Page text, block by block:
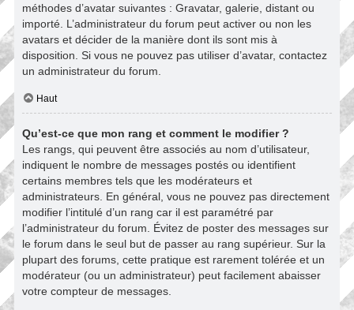
méthodes d’avatar suivantes : Gravatar, galerie, distant ou
importé. L’administrateur du forum peut activer ou non les
avatars et décider de la manière dont ils sont mis à
disposition. Si vous ne pouvez pas utiliser d’avatar, contactez
un administrateur du forum.
Haut
Qu’est-ce que mon rang et comment le modifier ?
Les rangs, qui peuvent être associés au nom d’utilisateur,
indiquent le nombre de messages postés ou identifient
certains membres tels que les modérateurs et
administrateurs. En général, vous ne pouvez pas directement
modifier l’intitulé d’un rang car il est paramétré par
l’administrateur du forum. Évitez de poster des messages sur
le forum dans le seul but de passer au rang supérieur. Sur la
plupart des forums, cette pratique est rarement tolérée et un
modérateur (ou un administrateur) peut facilement abaisser
votre compteur de messages.